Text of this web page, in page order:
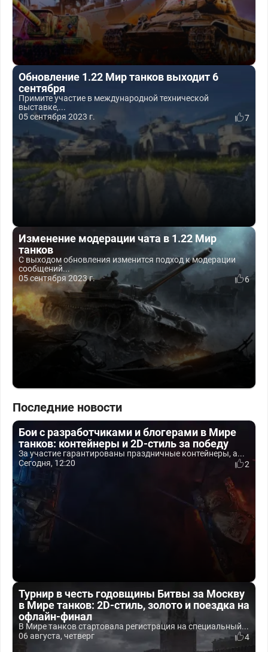
Обновление 1.22 Мир танков выходит 6
сентября
Примите участие в международной технической
выставке,...
05 сентября 2023 г.
7
Изменение модерации чата в 1.22 Мир
танков
С выходом обновления изменится подход к модерации
сообщений...
05 сентября 2023 г.
6
Последние новости
Бои с разработчиками и блогерами в Мире
танков: контейнеры и 2D-стиль за победу
За участие гарантированы праздничные контейнеры, а...
Сегодня, 12:20
2
Турнир в честь годовщины Битвы за Москву
в Мире танков: 2D-стиль, золото и поездка на
офлайн-финал
В Мире танков стартовала регистрация на специальный...
06 августа, четверг
4